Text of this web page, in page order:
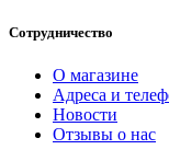
Сотрудничество
О магазине
Адреса и
Новости
Отзывы о нас